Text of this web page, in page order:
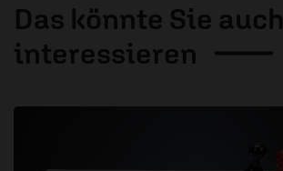
Das könnte Sie auch
interessieren